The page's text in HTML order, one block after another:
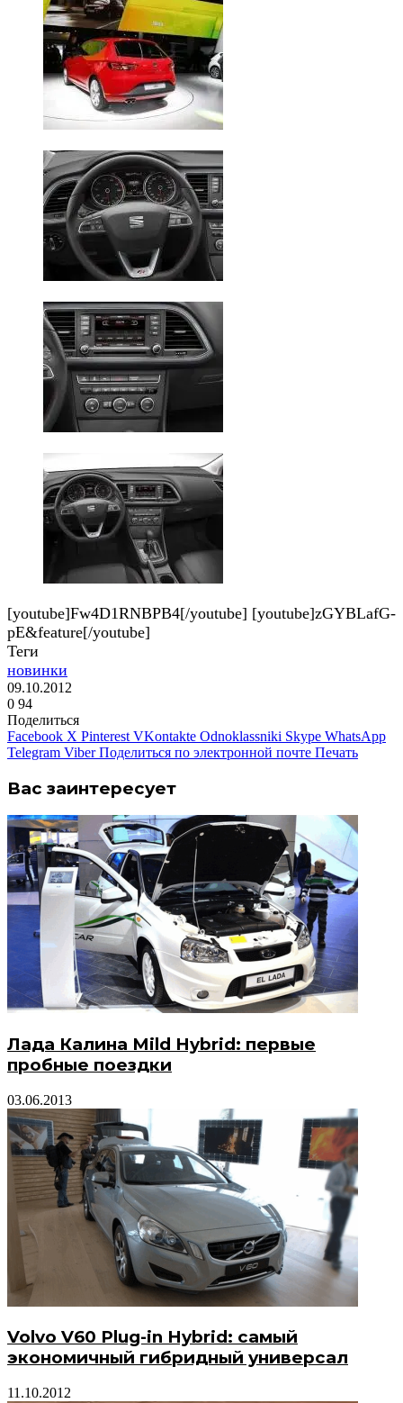
[youtube]Fw4D1RNBPB4[/youtube] [youtube]zGYBLafG-
pE&feature[/youtube]
Теги
новинки
09.10.2012
0 94
Поделиться
Facebook X Pinterest VKontakte Odnoklassniki Skype WhatsApp
Telegram Viber Поделиться по электронной почте Печать
Вас заинтересует
Лада Калина Mild Hybrid: первые
пробные поездки
03.06.2013
Volvo V60 Plug-in Hybrid: самый
экономичный гибридный универсал
11.10.2012